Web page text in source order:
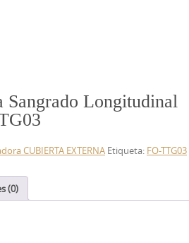
Sangrado Longitudinal
CUBIERTA EXTERNA Etiqueta: FO-TTG03
(0)